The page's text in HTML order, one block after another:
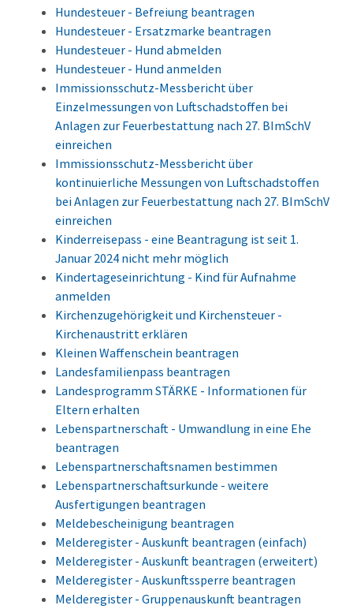
Hundesteuer - Befreiung beantragen
Hundesteuer - Ersatzmarke beantragen
Hundesteuer - Hund abmelden
Hundesteuer - Hund anmelden
Immissionsschutz-Messbericht über
Einzelmessungen von Luftschadstoffen bei
Anlagen zur Feuerbestattung nach 27. BImSchV
einreichen
Immissionsschutz-Messbericht über
kontinuierliche Messungen von Luftschadstoffen
bei Anlagen zur Feuerbestattung nach 27. BImSchV
einreichen
Kinderreisepass - eine Beantragung ist seit 1.
Januar 2024 nicht mehr möglich
Kindertageseinrichtung - Kind für Aufnahme
anmelden
Kirchenzugehörigkeit und Kirchensteuer -
Kirchenaustritt erklären
Kleinen Waffenschein beantragen
Landesfamilienpass beantragen
Landesprogramm STÄRKE - Informationen für
Eltern erhalten
Lebenspartnerschaft - Umwandlung in eine Ehe
beantragen
Lebenspartnerschaftsnamen bestimmen
Lebenspartnerschaftsurkunde - weitere
Ausfertigungen beantragen
Meldebescheinigung beantragen
Melderegister - Auskunft beantragen (einfach)
Melderegister - Auskunft beantragen (erweitert)
Melderegister - Auskunftssperre beantragen
Melderegister - Gruppenauskunft beantragen